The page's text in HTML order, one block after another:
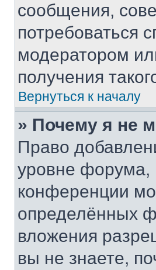
сообщения,
потребоваться
модератором
получения
Вернуться к началу
» Почему я не
Право
уровне форума,
конференции
определённых
вложения
вы не знаете,